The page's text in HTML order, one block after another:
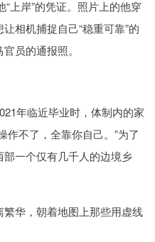
岸”的凭证。照片上的他穿
相机捕捉自己“稳重可靠”的
员的通报照。
年临近毕业时，体制内的家
作不了，全靠你自己。”为了
一个仅有几千人的边境乡
华，朝着地图上那些用虚线